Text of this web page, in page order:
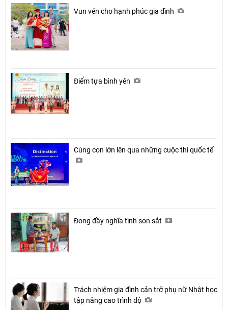
Vun vén cho hạnh phúc gia đình
Điểm tựa bình yên
Cùng con lớn lên qua những cuộc thi quốc tế
Đong đầy nghĩa tình son sắt
Trách nhiệm gia đình cản trở phụ nữ Nhật học
tập nâng cao trình độ